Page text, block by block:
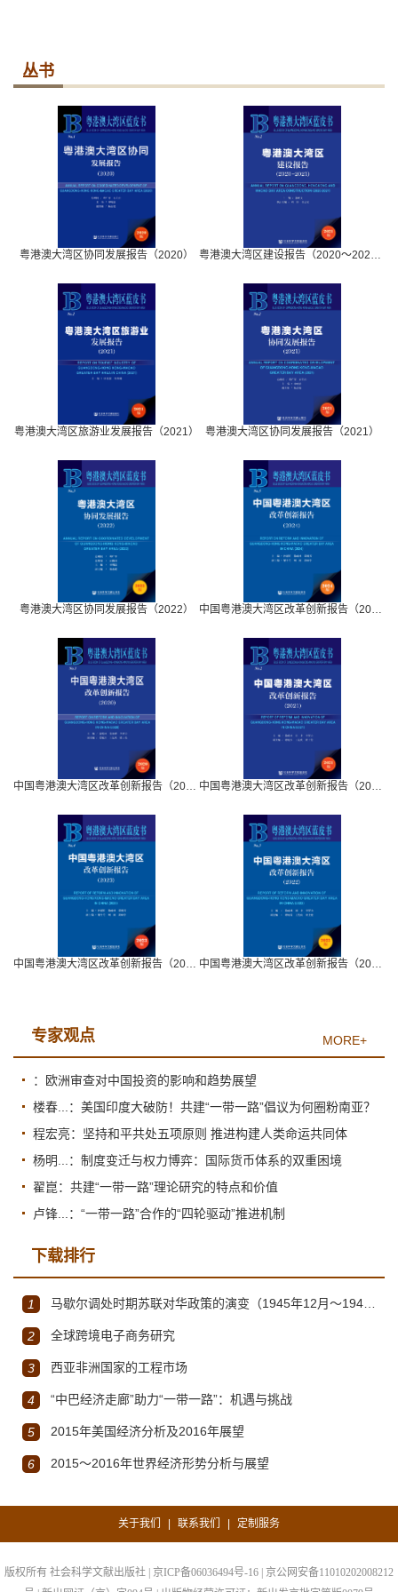
丛书
粤港澳大湾区协同发展报告（2020）
粤港澳大湾区旅游业发展报告（2021） 粤港澳大湾区协同发展报告（2021）
粤港澳大湾区协同发展报告（2022）
中国粤港澳大湾区改革创新报告（2020） 中国粤港澳大湾区改革创新报告（2021）
专家观点 MORE+
：欧洲审查对中国投资的影响和趋势展望
楼春...：美国印度大破防！共建“一带一路”倡议为何圈粉南亚？
程宏亮：坚持和平共处五项原则 推进构建人类命运共同体
杨明...：制度变迁与权力博弈：国际货币体系的双重困境
翟崑：共建“一带一路”理论研究的特点和价值
卢锋...：“一带一路”合作的“四轮驱动”推进机制
下载排行
1 马歇尔调处时期苏联对华政策的演变（1945年12月～1947年1月）
2 全球跨境电子商务研究
3 西亚非洲国家的工程市场
4 “中巴经济走廊”助力“一带一路”：机遇与挑战
5 2015年美国经济分析及2016年展望
6 2015～2016年世界经济形势分析与展望
关于我们 联系我们 定制服务
版权所有 社会科学文献出版社 | 京ICP备06036494号-16 | 京公网安备11010202008212